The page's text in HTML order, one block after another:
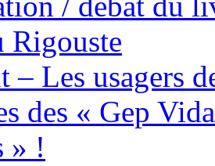
Rigouste
– Les usagers
des « Gep
» !